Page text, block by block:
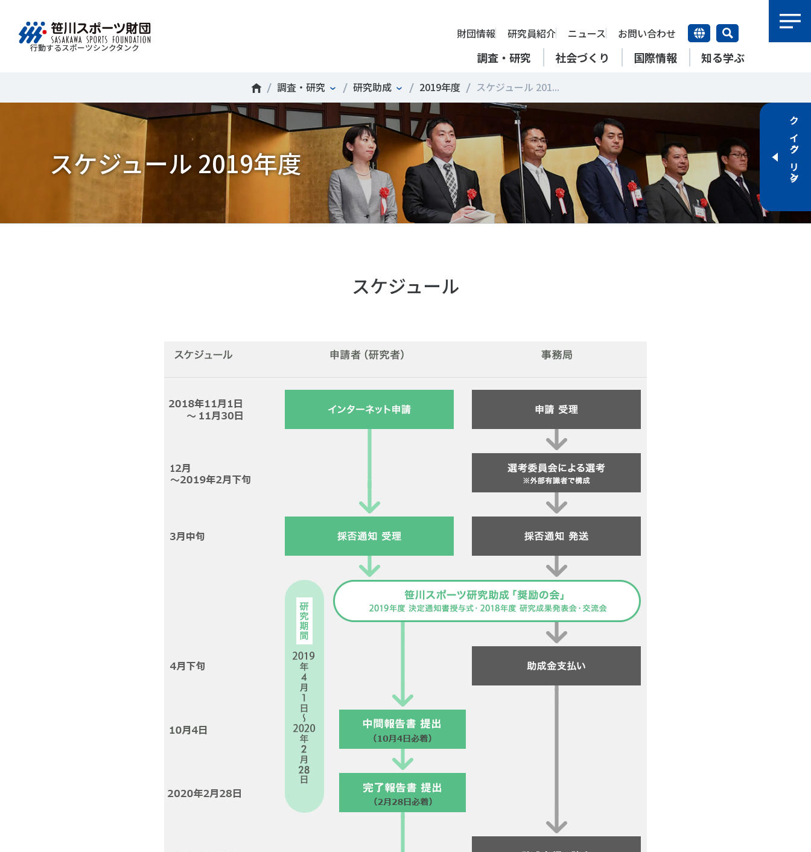
行動するスポーツシンクタンク
調査・研究 社会づくり 国際情報 知る学ぶ
財団情報 研究員紹介 ニュース お問い合わせ
財団情報
ミッション
理事長挨拶
組織
沿革
採用情報
情報公開
アクセス
SSF Guidebook
研究員紹介
特別研究員
アクティブシティ
各教育機関との連携
スポーツ振興団体との連携
セミナー
【動画】スポーツでアクティブなまちづくり
諸外国のスポーツ情報（イギリス）
諸外国のスポーツ情報（カナダ）
ニュース
お問い合わせ・お申し込み
メールマガジン
「SSFニュース」
会員登録
個人情報保護方針
＃誰が子どものスポーツをささえるのか ＃部活動 ＃アクティブなまちづくり ＃日本人の身体活動と健康寿命 ＃障害者スポーツ ＃スポーツ基本計画
＃競技人口 ＃高齢者スポーツ ＃差別とダイバーシティ
スポーツによるまちづくり スポーツ・ガバナンス
各教育機関との連携
知る学ぶ
SPORT POLICY INCUBATOR ―
スポーツ政策の『卵』 ―
Sport Topics
スポーツ 歴史の検証
SSF BOOKS
Mission＆Visionの達成に向けさまざまな
研究調査活動を行います。客観的な分
析・研究に基づく実現性のある政策提言
につなげています。
スポーツライフ・データ
スポーツ白書
政策提言
子どものスポーツ
障害者スポーツ
スポーツによるまちづくり
スポーツ・ガバナンス
スポーツボランティア
スポーツ政策・予算
健康とスポーツ
その他
調査一覧
【動画】スポーツでアクティブ
なまちづくり
新たな地域スポーツプラットフォーム
RSMO 地域スポーツ運営組織
運動部活動の実態と地域展開・
地域移行
自治体・スポーツ組織・企業・教育機関等と連携し、スポー
ツ推進計画の策定やスポーツ振興、地域課題の解決につなが
る取り組みを共同で実践しています。
アクティブシティ
自治体との連携
各教育機関との連携
スポーツ振興団体との連携
セミナー
【動画】スポーツでアクティブなまちづくり
チャレンジデー30年の取り組み
アクティブチャレンジ
スポーツ・ライフデータ
運動部活動の実態と地域展開・
地域移行
「スポーツ・フォー・オール」の理念を共有する国際機関や
日本国外の組織との連携、国際会議での研究成果の発表など
を行います。また、諸外国のスポーツ政策の比較、研究、情
報収集に積極的に取り組んでいます。
国際機関との連携
諸外国のスポーツ政策
諸外国のスポーツ事情
SSF研究員による国際情報コラム
SSFの英語版WEBサイト
SSFとできること
自治体／行政機関の方へ
SSFとできること
研究機関／競技団体の方へ
日本のスポーツ政策についての論考、部
活動やこどもの運動実施率などのスポー
ツ界の諸問題に関するコラム、スポーツ
史に残る貴重な証言など、様々な読み物
コンテンツを作成し、スポーツの果たす
べき役割を考察しています。
運動部活動の実態と地域展開・地域
移行
スポーツ時事問題
SPORT TOPICS
障害者のスポーツの日常化
誰もがささえやすい子どものスポー
ツの環境づくり
スポーツ辞典
スポーツ 歴史の検証
SPORT POLICY INCUBATOR―スポ
ーツ政策の『卵』―
SSF BOOKS
広報・出版
投票・クイズ
新型コロナウイルスとスポーツ
SSFとできること
自治体／行政機関の方へ
SSFとできること
研究機関／競技団体の方へ
SSFとできること
学生／大学生の方へ
クイックリンク
調査・研究 研究助成 2019年度 スケジュール 201...
スケジュール 2019年度
スケジュール